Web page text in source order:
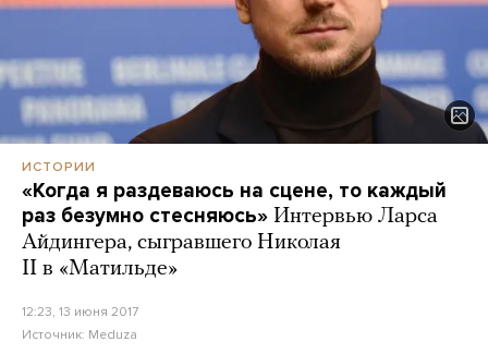
ИСТОРИИ
«Когда я раздеваюсь на сцене, то каждый
раз безумно стесняюсь» Интервью Ларса
Айдингера, сыгравшего Николая
II в «Матильде»
12:23, 13 июня 2017
Источник: Meduza